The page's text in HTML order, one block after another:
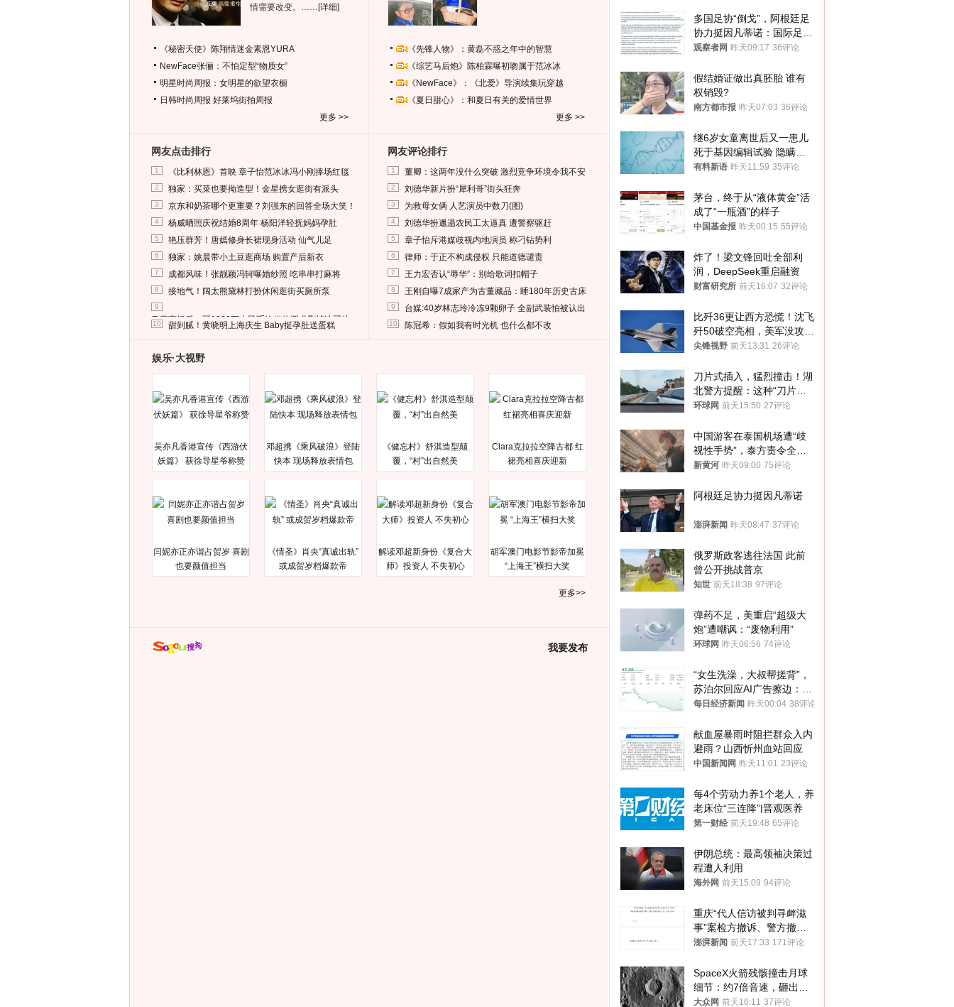
情需要改变。…… [详细]
《秘密天使》陈翔情迷金素恩YURA
NewFace张俪：不怕定型“物质女”
明星时尚周报：女明星的欲望衣橱
日韩时尚周报 好莱坞街拍周报
更多 >>
《先锋人物》：黄磊不惑之年中的智慧
《综艺马后炮》陈柏霖曝初吻属于范冰冰
《NewFace》：《北爱》导演续集玩穿越
《夏日甜心》：和夏日有关的爱情世界
更多 >>
网友点击排行
1 《比利林恩》首映 章子怡范冰冰冯小刚捧场红毯
2 独家：买菜也要拗造型！金星携女逛街有派头
3 京东和奶茶哪个更重要？刘强东的回答全场大笑！
4 杨威晒照庆祝结婚8周年 杨阳洋轻抚妈妈孕肚
5 艳压群芳！唐嫣修身长裙现身活动 仙气儿足
6 独家：姚晨带小土豆逛商场 购置产后新衣
7 成都风味！张靓颖冯轲曝婚纱照 吃串串打麻将
8 接地气！阔太熊黛林打扮休闲逛街买厕所泵
9
马蓉离婚后，砸1000万人民币给媒体要求删掉这照片
10 甜到腻！黄晓明上海庆生 Baby挺孕肚送蛋糕
网友评论排行
1 董卿：这两年没什么突破 激烈竞争环境令我不安
2 刘德华新片扮“犀利哥”街头狂奔
3 为救母女俩 人艺演员中数刀(图)
4 刘德华扮邋遢农民工太逼真 遭警察驱赶
5 章子怡斥港媒歧视内地演员 称刁钻势利
6 律师：于正不构成侵权 只能道德谴责
7 王力宏否认“辱华”：别给歌词扣帽子
8 王刚自曝7成家产为古董藏品：睡180年历史古床
9 台媒:40岁林志玲冷冻9颗卵子 全副武装怕被认出
10 陈冠希：假如我有时光机 也什么都不改
娱乐·大视野
吴亦凡香港宣传《西游伏
妖篇》 获徐导星爷称赞
邓超携《乘风破浪》登陆
快本 现场释放表情包
《健忘村》舒淇造型颠
覆，“村”出自然美
Clara克拉拉空降古都 红
裙亮相喜庆迎新
闫妮亦正亦谐占贺岁 喜剧
也要颜值担当
《情圣》肖央“真诚出轨”
或成贺岁档爆款帝
解读邓超新身份《复合大
师》投资人 不失初心
胡军澳门电影节影帝加冕
“上海王”横扫大奖
更多>>
我要发布
多国足协“倒戈”，阿根廷足
协力挺因凡蒂诺：国际足联
今后应继续在其领导下前行
观察者网 昨天09:17 36评论
假结婚证做出真胚胎 谁有
权销毁?
南方都市报 昨天07:03 36评论
继6岁女童离世后又一患儿
死于基因编辑试验 隐瞒一
年才对外披露
有料新语 昨天11:59 35评论
茅台，终于从“液体黄金”活
成了“一瓶酒”的样子
中国基金报 昨天00:15 55评论
炸了！梁文锋回吐全部利
润，DeepSeek重启融资
财富研究所 前天16:07 32评论
比歼36更让西方恐慌！沈飞
歼50破空亮相，美军没攻克
的技术被拿下
尖锋视野 前天13:31 26评论
刀片式插入，猛烈撞击！湖
北警方提醒：这种“刀片超
车”，太危险了
环球网 前天15:50 27评论
中国游客在泰国机场遭“歧
视性手势”，泰方责令全面
调查，对责任人采取最严厉
新黄河 昨天09:00 75评论
阿根廷足协力挺因凡蒂诺
澎湃新闻 昨天08:47 37评论
俄罗斯政客逃往法国 此前
曾公开挑战普京
知世 前天18:38 97评论
弹药不足，美重启“超级大
炮”遭嘲讽：“废物利用”
环球网 昨天06:56 74评论
“女生洗澡，大叔帮搓背”，
苏泊尔回应AI广告擦边：视
频全下架，已强化内容管理
每日经济新闻 昨天00:04 38评论
献血屋暴雨时阻拦群众入内
避雨？山西忻州血站回应
中国新闻网 昨天11:01 23评论
每4个劳动力养1个老人，养
老床位“三连降”|晋观医养
第一财经 前天19:48 65评论
伊朗总统：最高领袖决策过
程遭人利用
海外网 前天15:09 94评论
重庆“代人信访被判寻衅滋
事”案检方撤诉、警方撤
案，两被告人获国赔
澎湃新闻 前天17:33 171评论
SpaceX火箭残骸撞击月球
细节：约7倍音速，砸出直
径约30米撞击坑
大众网 前天16:11 37评论